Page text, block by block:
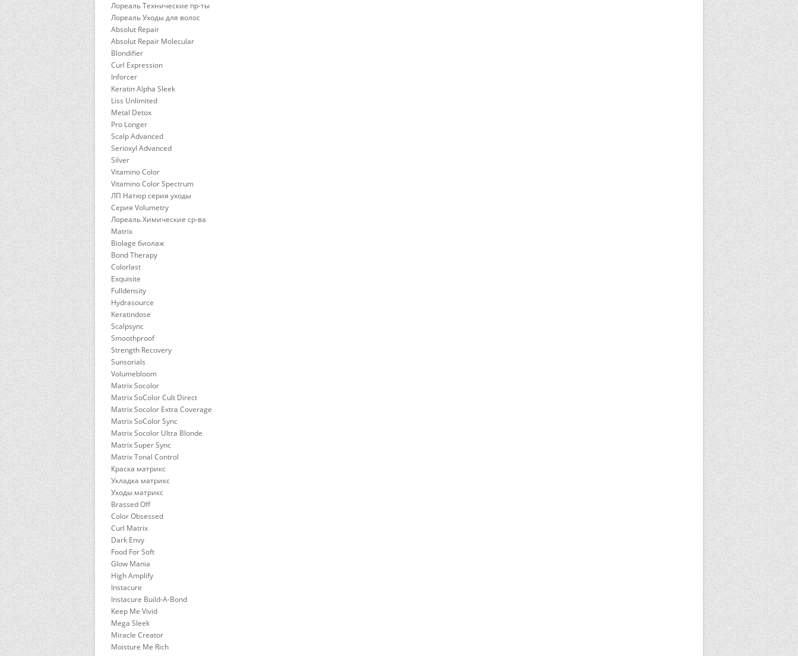
Лореаль Технические пр-ты
Лореаль Уходы для волос
Absolut Repair
Absolut Repair Molecular
Blondifier
Curl Expression
Inforcer
Keratin Alpha Sleek
Liss Unlimited
Metal Detox
Pro Longer
Scalp Advanced
Serioxyl Advanced
Silver
Vitamino Color
Vitamino Color Spectrum
ЛП Натюр серия уходы
Серия Volumetry
Лореаль Химические ср-ва
Matrix
Biolage биолаж
Bond Therapy
Colorlast
Exquisite
Fulldensity
Hydrasource
Keratindose
Scalpsync
Smoothproof
Strength Recovery
Sunsorials
Volumebloom
Matrix Socolor
Matrix SoColor Cult Direct
Matrix Socolor Extra Coverage
Matrix SoColor Sync
Matrix Socolor Ultra Blonde
Matrix Super Sync
Matrix Tonal Control
Краска матрикс
Укладка матрикс
Уходы матрикс
Brassed Off
Color Obsessed
Curl Matrix
Dark Envy
Food For Soft
Glow Mania
High Amplify
Instacure
Instacure Build-A-Bond
Keep Me Vivid
Mega Sleek
Miracle Creator
Moisture Me Rich